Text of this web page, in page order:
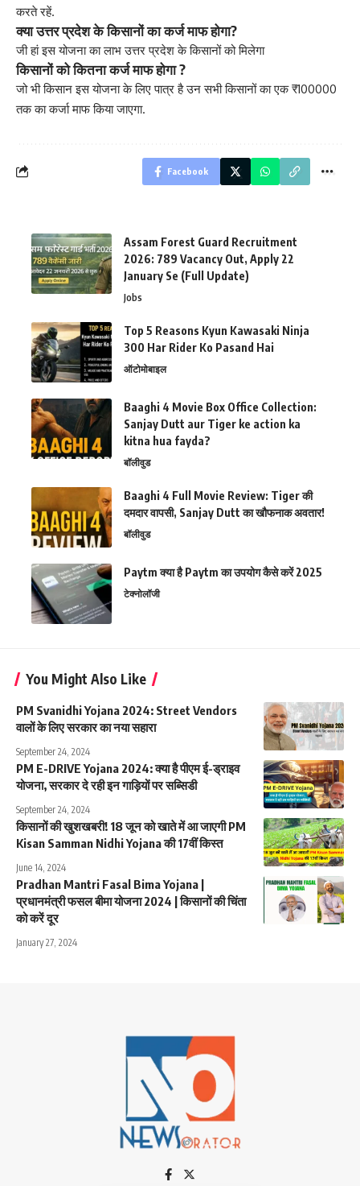
करते रहें.
क्या उत्तर प्रदेश के किसानों का कर्ज माफ होगा?
जी हां इस योजना का लाभ उत्तर प्रदेश के किसानों को मिलेगा
किसानों को कितना कर्ज माफ होगा ?
जो भी किसान इस योजना के लिए पात्र है उन सभी किसानों का एक ₹100000
तक का कर्जा माफ किया जाएगा.
Facebook
Assam Forest Guard Recruitment
2026: 789 Vacancy Out, Apply 22
January Se (Full Update)
Jobs
Top 5 Reasons Kyun Kawasaki Ninja
300 Har Rider Ko Pasand Hai
ऑटोमोबाइल
Baaghi 4 Movie Box Office Collection:
Sanjay Dutt aur Tiger ke action ka
kitna hua fayda?
बॉलीवुड
Baaghi 4 Full Movie Review: Tiger की
दमदार वापसी, Sanjay Dutt का खौफनाक अवतार!
बॉलीवुड
Paytm क्या है Paytm का उपयोग कैसे करें 2025
टेक्नोलॉजी
You Might Also Like
PM Svanidhi Yojana 2024: Street Vendors
वालों के लिए सरकार का नया सहारा
September 24, 2024
PM E-DRIVE Yojana 2024: क्या है पीएम ई-ड्राइव
योजना, सरकार दे रही इन गाड़ियों पर सब्सिडी
September 24, 2024
किसानों की खुशखबरी! 18 जून को खाते में आ जाएगी PM
Kisan Samman Nidhi Yojana की 17वीं किस्त
June 14, 2024
Pradhan Mantri Fasal Bima Yojana |
प्रधानमंत्री फसल बीमा योजना 2024 | किसानों की चिंता
को करें दूर
January 27, 2024